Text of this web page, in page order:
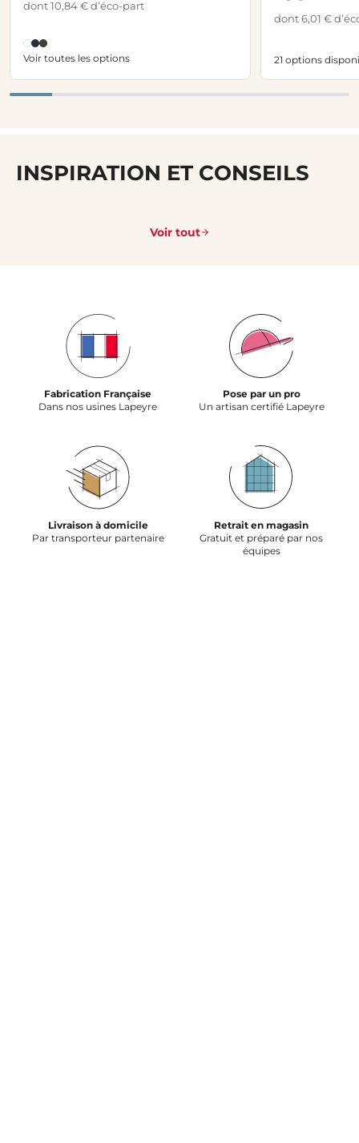
dont 10,84 € d’éco-part
Voir toutes les options
dont 6,01 €
21 options
INSPIRATION ET CONSEILS
Voir tout
Fabrication Française
Dans nos usines Lapeyre
Pose par un pro
Un artisan certifié Lapeyre
Livraison à domicile
Par transporteur partenaire
Retrait en magasin
Gratuit et préparé par nos
équipes